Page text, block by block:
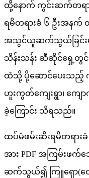
ထို့နောက် ကွင်းဆက်တရား
ရမိတရားခံ ၆ ဦးအနက်
အသွင်ယူဆက်သွယ်ခြင်းမျ
သိန်းသန်း ဆီဆိုင်ရှေ့တွင်
ထံသို့ ပို့ဆောင်ပေးသည့် က
ဟူးကွတ်ကျေးရွာ၊ ကျေ
ခဲ့ကြောင်း သိရသည်။
ထပ်မံဖမ်းဆီးရမိတရား
အား PDF အကြမ်းဖက်
ဆက်သွယ်၍ ကြူရှော(တေ